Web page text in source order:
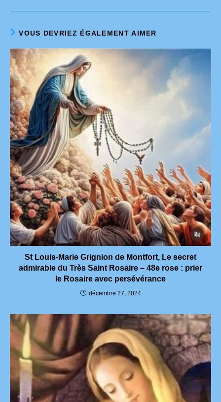
VOUS DEVRIEZ ÉGALEMENT AIMER
St Louis-Marie Grignion de Montfort, Le secret
admirable du Très Saint Rosaire – 48e rose : prier
le Rosaire avec persévérance
décembre 27, 2024